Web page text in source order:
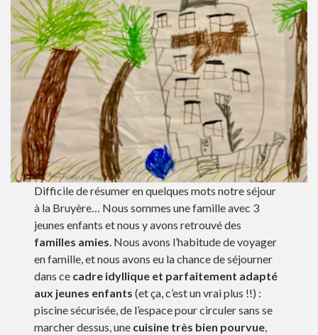
Difficile de résumer en quelques mots notre séjour
à la Bruyère… Nous sommes une famille avec 3
jeunes enfants et nous y avons retrouvé des
familles amies. Nous avons l’habitude de voyager
en famille, et nous avons eu la chance de séjourner
dans ce cadre idyllique et parfaitement adapté
aux jeunes enfants (et ça, c’est un vrai plus !!) :
piscine sécurisée, de l’espace pour circuler sans se
marcher dessus, une cuisine très bien pourvue,